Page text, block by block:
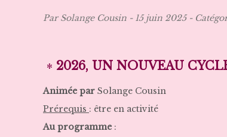
Par Solange Cousin 15 juin 2025
2026, UN NOUVEAU
Animée par Solange Cousin
Prérequis : être en activité
Au programme :